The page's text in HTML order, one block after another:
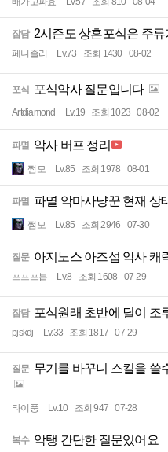
잡담 2시즌도 상흔포식은 주
페니졸리 Lv.73 조회 1430 08-02
포식 포식악사 질문입니다
Artdiamond Lv.19 조회 1023 08-02
파멸 악사 버프 정리
쩜모 Lv.85 조회 1978 08-01
파멸 파멸 악마사냥꾼 현재 상
쩜모 Lv.85 조회 2946 07-30
질문 아지노스 아즈섭 악사 캐
프프프븝 Lv.8 조회 1608 07-29
잡담 포식원래 초반에 딜이 조
pjskdj Lv.33 조회 1817 07-29
질문 무기를 바꾸니 스킬을 쓸
타이풍 Lv.10 조회 947 07-28
복수 악탱 간단한 질문있어요